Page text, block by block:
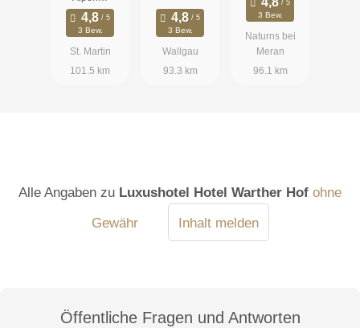
3 Bew.
St. Martin
101.5 km
3 Bew.
Wallgau
93.3 km
3 Bew.
Naturns bei
Meran
96.1 km
Alle Angaben zu Luxushotel Hotel Warther Hof ohne
Gewähr
Inhalt melden
Öffentliche Fragen und Antworten